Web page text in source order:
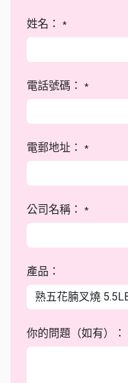
姓名： *
電話號碼： *
電郵地址： *
公司名稱： *
產品：
你的問題（如有）：